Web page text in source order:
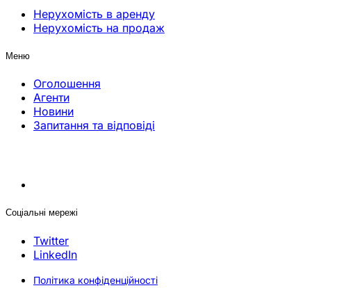
Нерухомість в аренду
Нерухомість на продаж
Меню
Оголошення
Агенти
Новини
Запитання та відповіді
Соціальні мережі
Twitter
LinkedIn
Політика конфіденційності